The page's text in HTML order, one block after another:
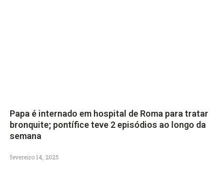
Papa é internado em hospital de Roma para tratar
bronquite; pontífice teve 2 episódios ao longo da
semana
fevereiro 14, 2025